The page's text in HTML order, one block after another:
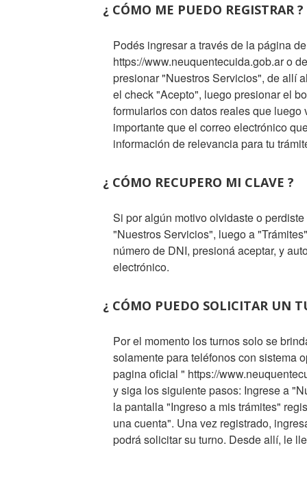
¿ CÓMO ME PUEDO REGISTRAR ?
Podés ingresar a través de la página
https://www.neuquentecuida.gob.ar o
presionar "Nuestros Servicios", de allí
el check "Acepto", luego presionar el
formularios con datos reales que
importante que el correo electrónico
información de relevancia para tu
¿ CÓMO RECUPERO MI CLAVE ?
Si por algún motivo olvidaste o
"Nuestros Servicios", luego a
número de DNI, presioná aceptar, y
electrónico.
¿ CÓMO PUEDO SOLICITAR UN
Por el momento los turnos solo se
solamente para teléfonos con sistema
pagina oficial " https://
y siga los siguiente pasos: Ingrese a
la pantalla "Ingreso a mis trámites"
una cuenta". Una vez registrado,
podrá solicitar su turno. Desde allí, le